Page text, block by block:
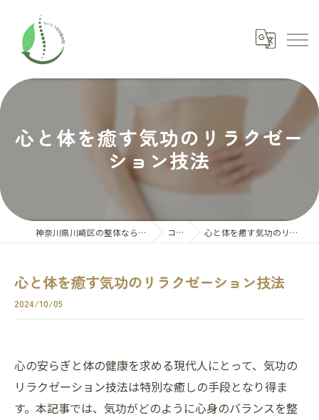
心と体を癒す気功のリラクゼー
ション技法
神奈川県川崎区の整体ならないとう氣功整体院 コラム 心と体を癒す気功のリラクゼーション技法
心と体を癒す気功のリラクゼーション技法
2024/10/05
心の安らぎと体の健康を求める現代人にとって、気功の
リラクゼーション技法は特別な癒しの手段となり得ま
す。本記事では、気功がどのように心身のバランスを整